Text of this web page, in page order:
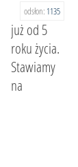
odsłon: 1135
już od 5
roku życia.
Stawiamy
na